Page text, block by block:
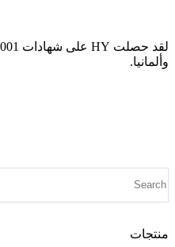
وألمانيا.
منتجات